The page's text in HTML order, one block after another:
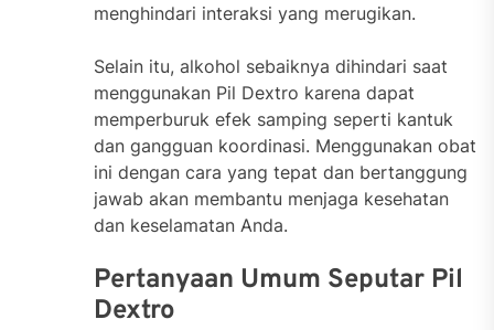
menghindari interaksi yang merugikan.
Selain itu, alkohol sebaiknya dihindari saat
menggunakan Pil Dextro karena dapat
memperburuk efek samping seperti kantuk
dan gangguan koordinasi. Menggunakan obat
ini dengan cara yang tepat dan bertanggung
jawab akan membantu menjaga kesehatan
dan keselamatan Anda.
Pertanyaan Umum Seputar Pil
Dextro